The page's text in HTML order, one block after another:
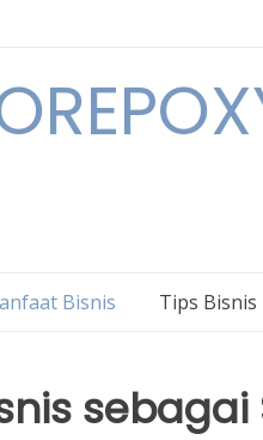
Bisnis Tips Bisnis